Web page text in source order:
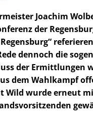
Joachim
der
dennoch die
der Ermittlungen
dem Wahlkampf
Wild wurde erneut